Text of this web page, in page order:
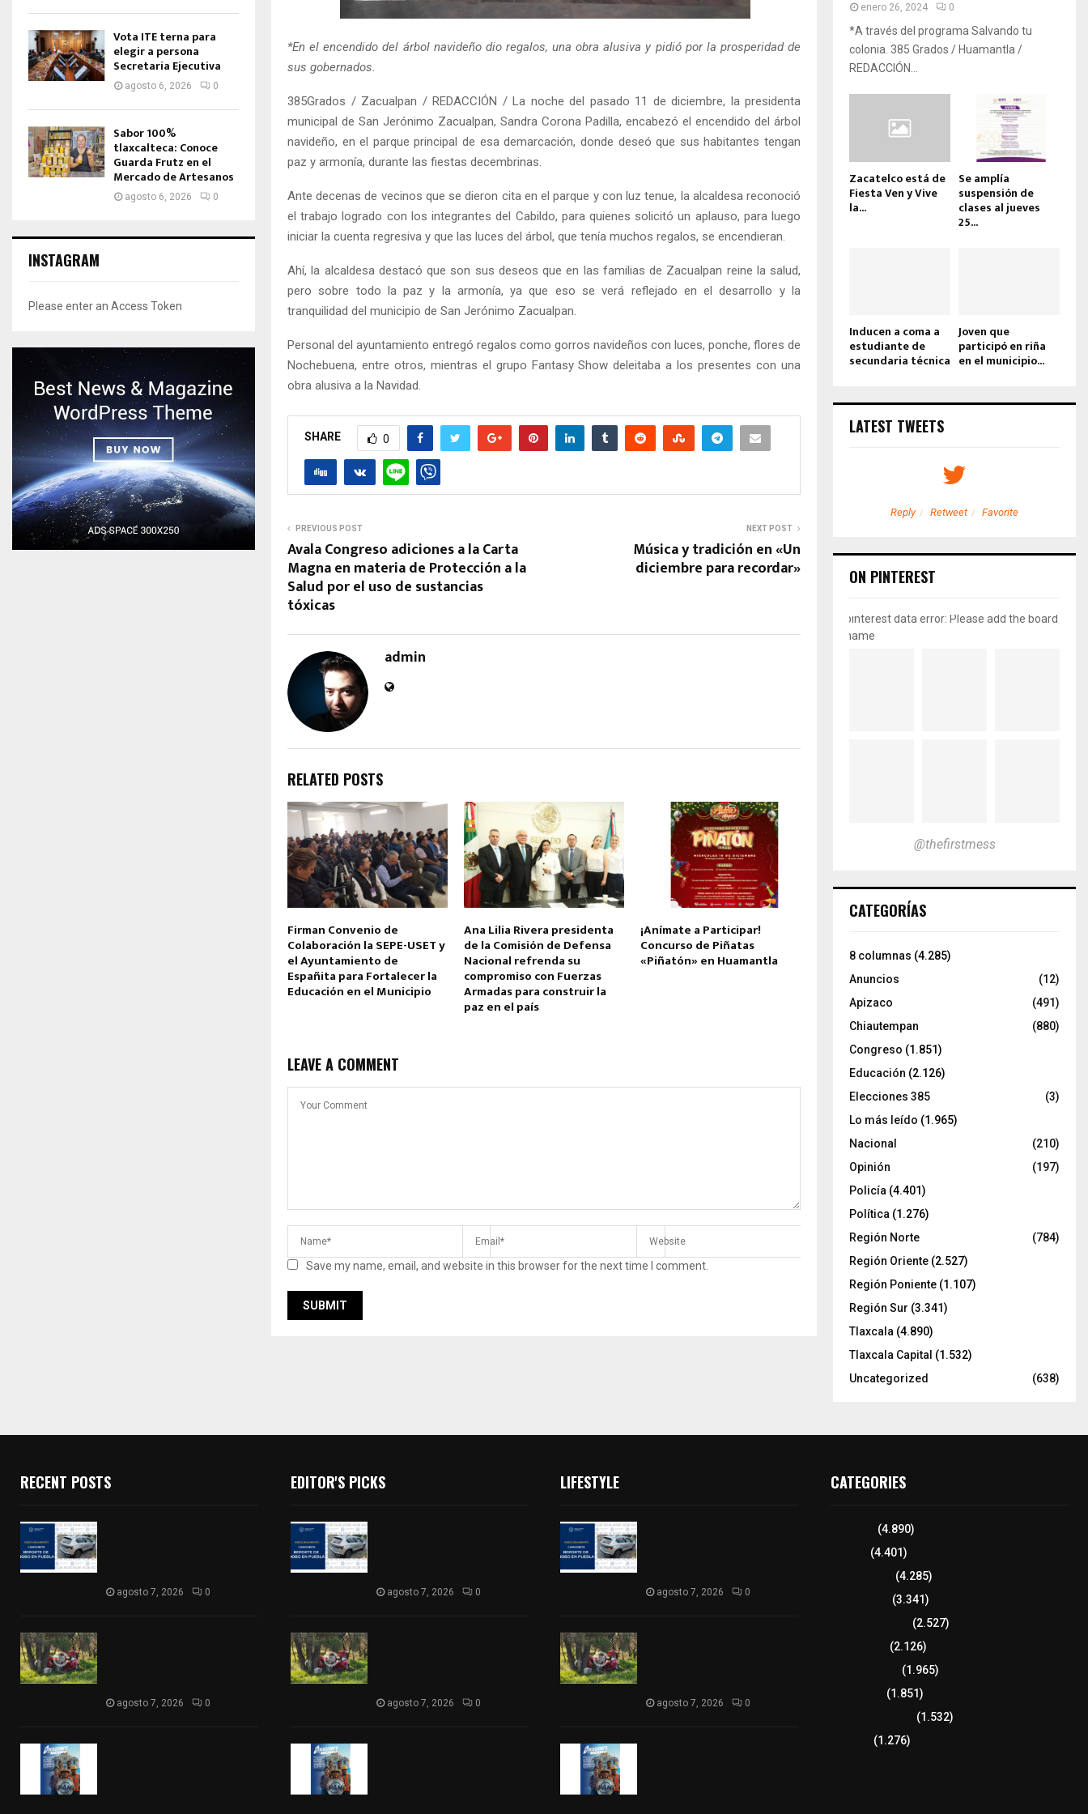
*En el encendido del árbol navideño dio regalos, una obra alusiva y pidió por la prosperidad de
sus gobernados.
385Grados / Zacualpan / REDACCIÓN / La noche del pasado 11 de diciembre, la presidenta
municipal de San Jerónimo Zacualpan, Sandra Corona Padilla, encabezó el encendido del árbol
navideño, en el parque principal de esa demarcación, donde deseó que sus habitantes tengan
paz y armonía, durante las fiestas decembrinas.
Ante decenas de vecinos que se dieron cita en el parque y con luz tenue, la alcaldesa reconoció
el trabajo logrado con los integrantes del Cabildo, para quienes solicitó un aplauso, para luego
iniciar la cuenta regresiva y que las luces del árbol, que tenía muchos regalos, se encendieran.
Ahí, la alcaldesa destacó que son sus deseos que en las familias de Zacualpan reine la salud,
pero sobre todo la paz y la armonía, ya que eso se verá reflejado en el desarrollo y la
tranquilidad del municipio de San Jerónimo Zacualpan.
Personal del ayuntamiento entregó regalos como gorros navideños con luces, ponche, flores de
Nochebuena, entre otros, mientras el grupo Fantasy Show deleitaba a los presentes con una
obra alusiva a la Navidad.
SHARE 0
PREVIOUS POST
Avala Congreso adiciones a la Carta
Magna en materia de Protección a la
Salud por el uso de sustancias
tóxicas
NEXT POST
Música y tradición en «Un
diciembre para recordar»
admin
RELATED POSTS
Firman Convenio de
Colaboración la SEPE-USET y
el Ayuntamiento de
Españita para Fortalecer la
Educación en el Municipio
Ana Lilia Rivera presidenta
de la Comisión de Defensa
Nacional refrenda su
compromiso con Fuerzas
Armadas para construir la
paz en el país
¡Anímate a Participar!
Concurso de Piñatas
«Piñatón» en Huamantla
LEAVE A COMMENT
Save my name, email, and website in this browser for the next time I comment.
Vota ITE terna para
elegir a persona
Secretaria Ejecutiva
agosto 6, 2026 0
Sabor 100%
tlaxcalteca: Conoce
Guarda Frutz en el
Mercado de Artesanos
agosto 6, 2026 0
INSTAGRAM
Please enter an Access Token
enero 26, 2024 0
*A través del programa Salvando tu
colonia. 385 Grados / Huamantla /
REDACCIÓN...
Zacatelco está de
Fiesta Ven y Vive
la...
Se amplía
suspensión de
clases al jueves
25...
Inducen a coma a
estudiante de
secundaria técnica
Joven que
participó en riña
en el municipio...
LATEST TWEETS
Reply Retweet Favorite
ON PINTEREST
pinterest data error: Please add the board
name
@thefirstmess
CATEGORÍAS
8 columnas (4.285)
Anuncios
(12)
Apizaco
(491)
Chiautempan
(880)
Congreso (1.851)
Educación (2.126)
Elecciones 385
(3)
Lo más leído (1.965)
Nacional
(210)
Opinión
(197)
Policía (4.401)
Política (1.276)
Región Norte
(784)
Región Oriente (2.527)
Región Poniente (1.107)
Región Sur (3.341)
Tlaxcala (4.890)
Tlaxcala Capital (1.532)
Uncategorized
(638)
RECENT POSTS
agosto 7, 2026 0
agosto 7, 2026 0
EDITOR'S PICKS
agosto 7, 2026 0
agosto 7, 2026 0
LIFESTYLE
agosto 7, 2026 0
agosto 7, 2026 0
CATEGORIES
(4.890)
(4.401)
(4.285)
(3.341)
(2.527)
(2.126)
(1.965)
(1.851)
(1.532)
(1.276)